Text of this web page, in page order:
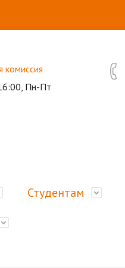
комиссия
Пн-Пт
Студентам